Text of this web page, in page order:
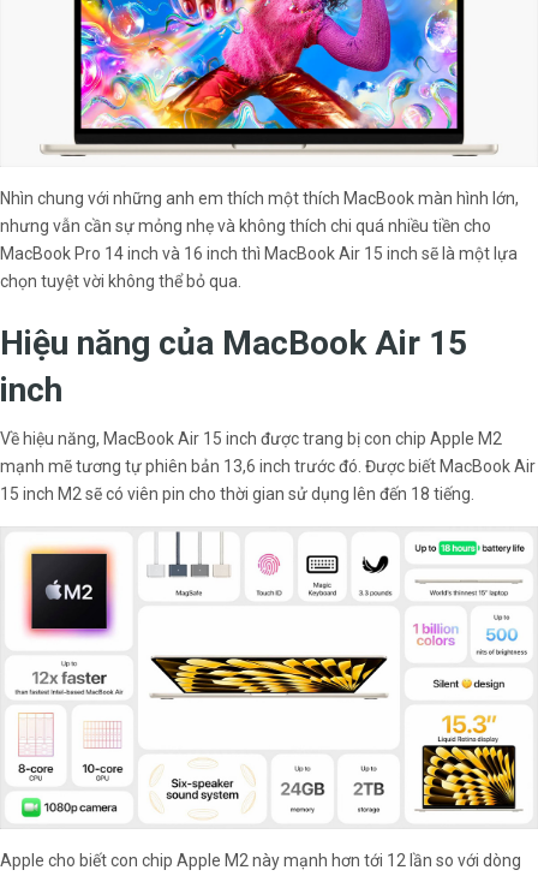
Nhìn chung với những anh em thích một thích MacBook màn hình lớn,
nhưng vẫn cần sự mỏng nhẹ và không thích chi quá nhiều tiền cho
MacBook Pro 14 inch và 16 inch thì MacBook Air 15 inch sẽ là một lựa
chọn tuyệt vời không thể bỏ qua.
Hiệu năng của MacBook Air 15
inch
Về hiệu năng, MacBook Air 15 inch được trang bị con chip Apple M2
mạnh mẽ tương tự phiên bản 13,6 inch trước đó. Được biết MacBook Air
15 inch M2 sẽ có viên pin cho thời gian sử dụng lên đến 18 tiếng.
Apple cho biết con chip Apple M2 này mạnh hơn tới 12 lần so với dòng